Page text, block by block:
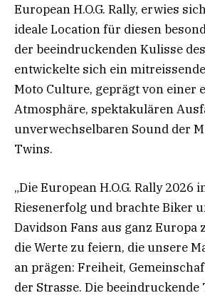
European H.O.G. Rally, erwies
ideale Location für diesen
der beeindruckenden Kulisse
entwickelte sich ein
Moto Culture, geprägt von einer
Atmosphäre, spektakulären
unverwechselbaren Sound der
Twins.
„Die European H.O.G. Rally 2026
Riesenerfolg und brachte Biker
Davidson Fans aus ganz Europa
die Werte zu feiern, die unsere
an prägen: Freiheit,
der Strasse. Die